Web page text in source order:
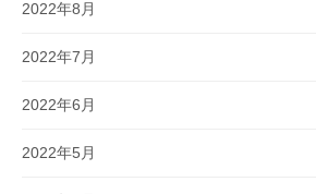
2022年8月
2022年7月
2022年6月
2022年5月